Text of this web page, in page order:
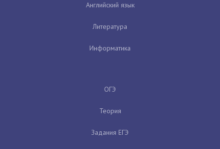
Английский язык
Литература
Информатика
ОГЭ
Теория
Задания ЕГЭ